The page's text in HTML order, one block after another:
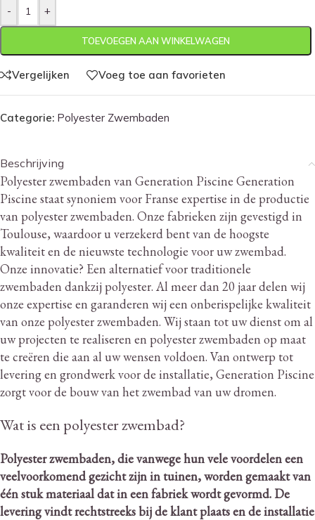
- +
TOEVOEGEN AAN WINKELWAGEN
Vergelijken Voeg toe aan favorieten
Categorie: Polyester Zwembaden
Beschrijving
Polyester zwembaden van Generation Piscine Generation
Piscine staat synoniem voor Franse expertise in de productie
van polyester zwembaden. Onze fabrieken zijn gevestigd in
Toulouse, waardoor u verzekerd bent van de hoogste
kwaliteit en de nieuwste technologie voor uw zwembad.
Onze innovatie? Een alternatief voor traditionele
zwembaden dankzij polyester. Al meer dan 20 jaar delen wij
onze expertise en garanderen wij een onberispelijke kwaliteit
van onze polyester zwembaden. Wij staan ​​tot uw dienst om al
uw projecten te realiseren en polyester zwembaden op maat
te creëren die aan al uw wensen voldoen. Van ontwerp tot
levering en grondwerk voor de installatie, Generation Piscine
zorgt voor de bouw van het zwembad van uw dromen.
Wat is een polyester zwembad?
Polyester zwembaden, die vanwege hun vele voordelen een
veelvoorkomend gezicht zijn in tuinen, worden gemaakt van
één stuk materiaal dat in een fabriek wordt gevormd. De
levering vindt rechtstreeks bij de klant plaats en de installatie